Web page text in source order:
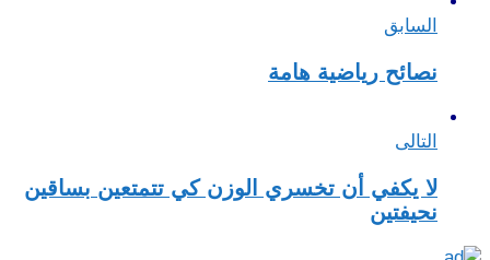
السابق
نصائح رياضية هامة
التالى
لا يكفي أن تخسري الوزن كي تتمتعين بساقين
نحيفتين